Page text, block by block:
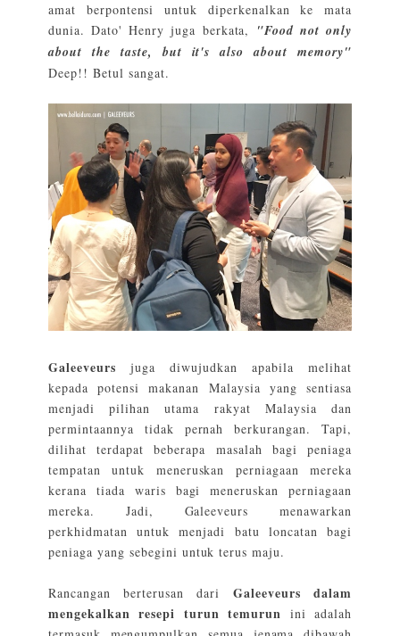
amat berpontensi untuk diperkenalkan ke mata
dunia. Dato' Henry juga berkata,
"Food not only
about the taste, but it's also about memory"
Deep!! Betul sangat.
Galeeveurs juga diwujudkan apabila melihat
kepada potensi makanan Malaysia yang sentiasa
menjadi pilihan utama rakyat Malaysia dan
permintaannya tidak pernah berkurangan. Tapi,
dilihat terdapat beberapa masalah bagi peniaga
tempatan untuk meneruskan perniagaan mereka
kerana tiada waris bagi meneruskan perniagaan
mereka. Jadi, Galeeveurs menawarkan
perkhidmatan untuk menjadi batu loncatan bagi
peniaga yang sebegini untuk terus maju.
Rancangan berterusan dari
Galeeveurs dalam
mengekalkan resepi turun temurun ini adalah